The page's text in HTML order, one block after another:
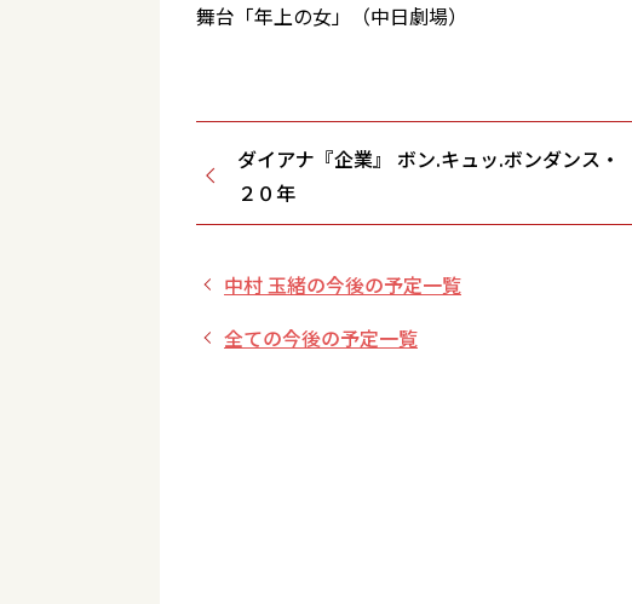
舞台「年上の女」（中日劇場）
ダイアナ『企業』 ボン.キュッ.ボンダンス・
２０年
中村 玉緒の今後の予定一覧
全ての今後の予定一覧